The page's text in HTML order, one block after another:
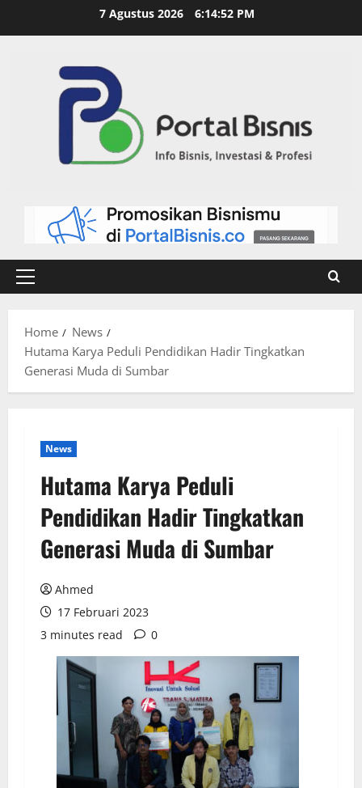
7 Agustus 2026 6:14:52 PM
Home
News
Hutama Karya Peduli Pendidikan Hadir Tingkatkan
Generasi Muda di Sumbar
News
Hutama Karya Peduli
Pendidikan Hadir Tingkatkan
Generasi Muda di Sumbar
Ahmed
17 Februari 2023
3 minutes read
0